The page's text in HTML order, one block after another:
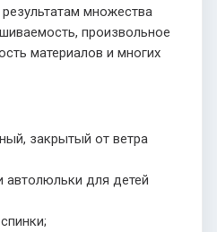
множества
произвольное
материалов и многих
закрытый от ветра
автолюльки для детей